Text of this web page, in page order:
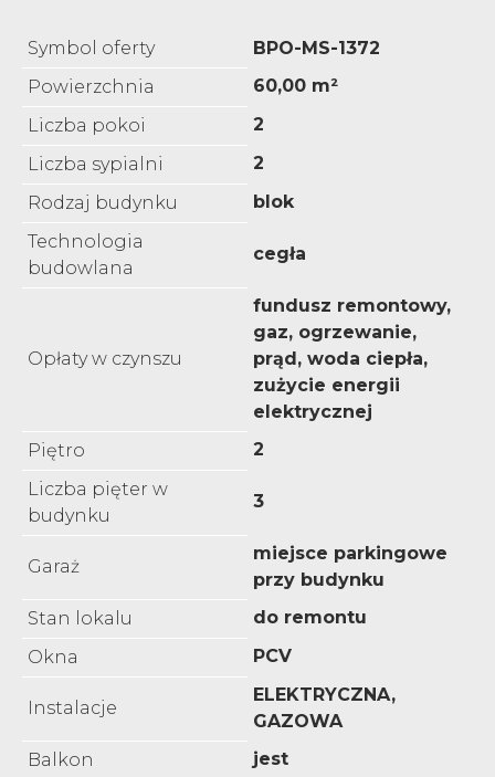
Symbol oferty
BPO-MS-1372
Powierzchnia
60,00 m²
Liczba pokoi
2
Liczba sypialni
2
Rodzaj budynku
blok
Technologia
budowlana
cegła
Opłaty w czynszu
fundusz remontowy,
gaz, ogrzewanie,
prąd, woda ciepła,
zużycie energii
elektrycznej
Piętro
2
Liczba pięter w
budynku
3
Garaż
miejsce parkingowe
przy budynku
Stan lokalu
do remontu
Okna
PCV
Instalacje
ELEKTRYCZNA,
GAZOWA
Balkon
jest